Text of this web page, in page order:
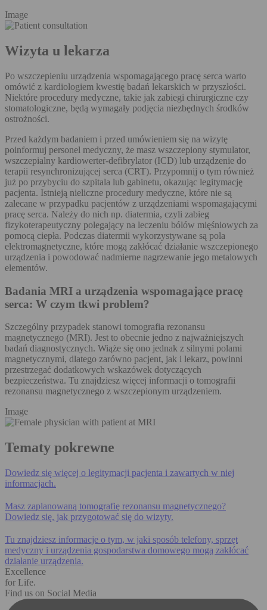
Image
Wizyta u lekarza
Po wszczepieniu urządzenia wspomagającego pracę serca warto
omówić z kardiologiem kwestię badań lekarskich w przyszłości.
Niektóre procedury medyczne, takie jak zabiegi chirurgiczne czy
stomatologiczne, będą wymagały podjęcia niezbędnych środków
ostrożności.
Przed każdym badaniem i przed umówieniem się na wizytę
poinformuj personel medyczny, że masz wszczepiony stymulator,
wszczepialny kardiowerter-defibrylator (ICD) lub urządzenie do
terapii resynchronizującej serca (CRT). Przypomnij o tym również
już po przybyciu do szpitala lub gabinetu, okazując legitymację
pacjenta. Istnieją nieliczne procedury medyczne, które nie są
zalecane w przypadku pacjentów z urządzeniami wspomagającymi
pracę serca. Należy do nich np. diatermia, czyli zabieg
fizykoterapeutyczny polegający na leczeniu bólów mięśniowych za
pomocą ciepła. Podczas diatermii wykorzystywane są pola
elektromagnetyczne, które mogą zakłócać działanie wszczepionego
urządzenia i powodować nadmierne nagrzewanie jego metalowych
elementów.
Badania MRI a urządzenia wspomagające pracę
serca: W czym tkwi problem?
Szczególny przypadek stanowi tomografia rezonansu
magnetycznego (MRI). Jest to obecnie jedno z najważniejszych
badań diagnostycznych. Wiąże się ono jednak z silnymi polami
magnetycznymi, dlatego zarówno pacjent, jak i lekarz, powinni
przestrzegać dodatkowych wskazówek dotyczących
bezpieczeństwa. Tu znajdziesz więcej informacji o tomografii
rezonansu magnetycznego z wszczepionym urządzeniem.
Image
Tematy pokrewne
Dowiedz się więcej o legitymacji pacjenta i zawartych w niej
informacjach.
Masz zaplanowaną tomografię rezonansu magnetycznego?
Dowiedz się, jak przygotować się do wizyty.
Tu znajdziesz informacje o tym, w jaki sposób telefony, sprzęt
medyczny i urządzenia gospodarstwa domowego mogą zakłócać
działanie urządzenia.
Excellence
for Life.
Find us on Social Media